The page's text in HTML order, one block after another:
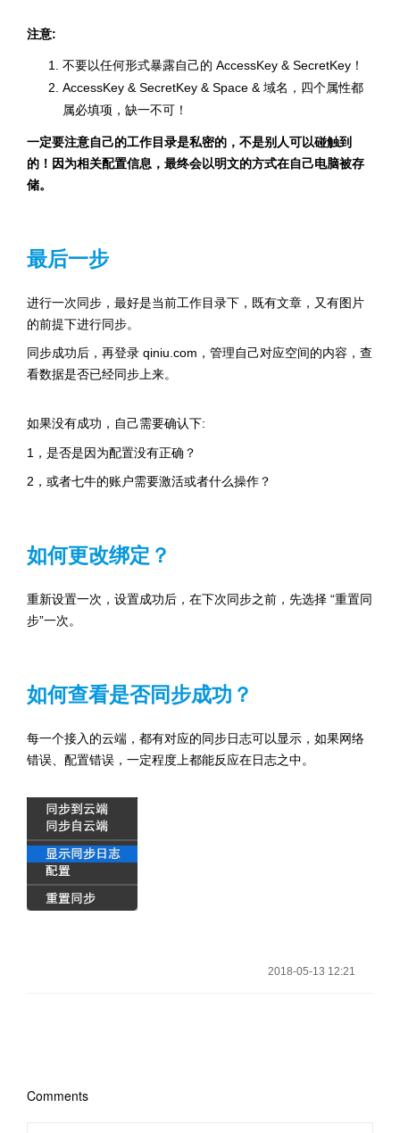
注意:
不要以任何形式暴露自己的 AccessKey & SecretKey！
AccessKey & SecretKey & Space & 域名，四个属性都
属必填项，缺一不可！
一定要注意自己的工作目录是私密的，不是别人可以碰触到
的！因为相关配置信息，最终会以明文的方式在自己电脑被存
储。
最后一步
进行一次同步，最好是当前工作目录下，既有文章，又有图片
的前提下进行同步。
同步成功后，再登录 qiniu.com，管理自己对应空间的内容，查
看数据是否已经同步上来。
如果没有成功，自己需要确认下:
1，是否是因为配置没有正确？
2，或者七牛的账户需要激活或者什么操作？
如何更改绑定？
重新设置一次，设置成功后，在下次同步之前，先选择 “重置同
步”一次。
如何查看是否同步成功？
每一个接入的云端，都有对应的同步日志可以显示，如果网络
错误、配置错误，一定程度上都能反应在日志之中。
2018-05-13 12:21
Comments